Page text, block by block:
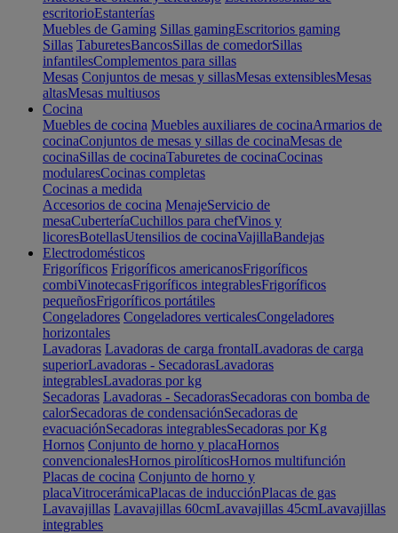
escritorioEstanterías
Muebles de Gaming Sillas gamingEscritorios gaming
Sillas TaburetesBancosSillas de comedorSillas
infantilesComplementos para sillas
Mesas Conjuntos de mesas y sillasMesas extensiblesMesas
altasMesas multiusos
Cocina
Muebles de cocina Muebles auxiliares de cocinaArmarios de
cocinaConjuntos de mesas y sillas de cocinaMesas de
cocinaSillas de cocinaTaburetes de cocinaCocinas
modularesCocinas completas
Cocinas a medida
Accesorios de cocina MenajeServicio de
mesaCuberteríaCuchillos para chefVinos y
licoresBotellasUtensilios de cocinaVajillaBandejas
Electrodomésticos
Frigoríficos Frigoríficos americanosFrigoríficos
combiVinotecasFrigoríficos integrablesFrigoríficos
pequeñosFrigoríficos portátiles
Congeladores Congeladores verticalesCongeladores
horizontales
Lavadoras Lavadoras de carga frontalLavadoras de carga
superiorLavadoras - SecadorasLavadoras
integrablesLavadoras por kg
Secadoras Lavadoras - SecadorasSecadoras con bomba de
calorSecadoras de condensaciónSecadoras de
evacuaciónSecadoras integrablesSecadoras por Kg
Hornos Conjunto de horno y placaHornos
convencionalesHornos pirolíticosHornos multifunción
Placas de cocina Conjunto de horno y
placaVitrocerámicaPlacas de inducciónPlacas de gas
Lavavajillas Lavavajillas 60cmLavavajillas 45cmLavavajillas
integrables